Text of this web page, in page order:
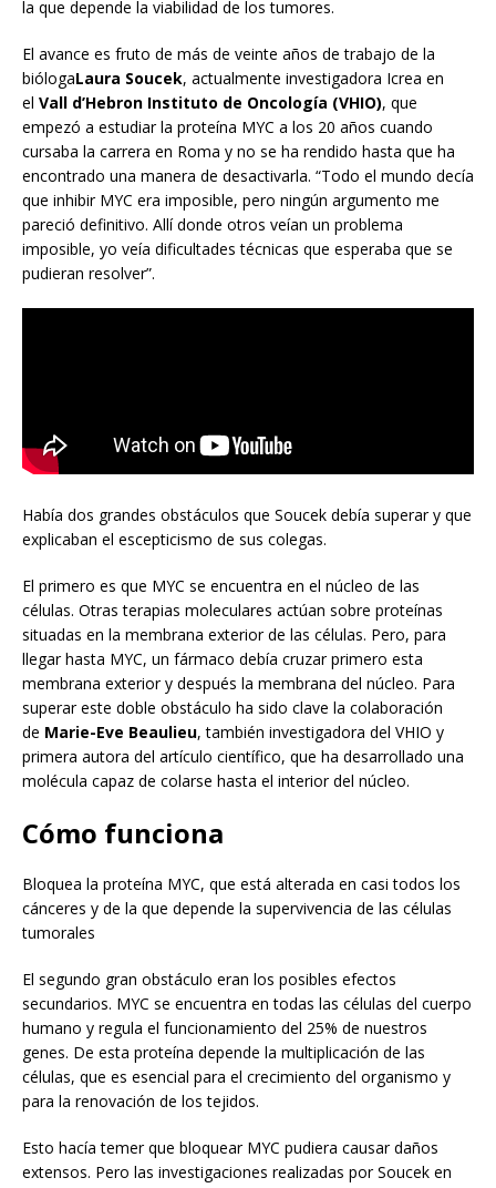
la que depende la viabilidad de los tumores.
El avance es fruto de más de veinte años de trabajo de la
biólogaLaura Soucek, actualmente investigadora Icrea en
el Vall d’Hebron Instituto de Oncología (VHIO), que
empezó a estudiar la proteína MYC a los 20 años cuando
cursaba la carrera en Roma y no se ha rendido hasta que ha
encontrado una manera de desactivarla. “Todo el mundo decía
que inhibir MYC era imposible, pero ningún argumento me
pareció definitivo. Allí donde otros veían un problema
imposible, yo veía dificultades técnicas que esperaba que se
pudieran resolver”.
Había dos grandes obstáculos que Soucek debía superar y que
explicaban el escepticismo de sus colegas.
El primero es que MYC se encuentra en el núcleo de las
células. Otras terapias moleculares actúan sobre proteínas
situadas en la membrana exterior de las células. Pero, para
llegar hasta MYC, un fármaco debía cruzar primero esta
membrana exterior y después la membrana del núcleo. Para
superar este doble obstáculo ha sido clave la colaboración
de Marie-Eve Beaulieu, también investigadora del VHIO y
primera autora del artículo científico, que ha desarrollado una
molécula capaz de colarse hasta el interior del núcleo.
Cómo funciona
Bloquea la proteína MYC, que está alterada en casi todos los
cánceres y de la que depende la supervivencia de las células
tumorales
El segundo gran obstáculo eran los posibles efectos
secundarios. MYC se encuentra en todas las células del cuerpo
humano y regula el funcionamiento del 25% de nuestros
genes. De esta proteína depende la multiplicación de las
células, que es esencial para el crecimiento del organismo y
para la renovación de los tejidos.
Esto hacía temer que bloquear MYC pudiera causar daños
extensos. Pero las investigaciones realizadas por Soucek en